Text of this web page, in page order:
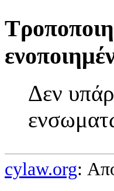
Δεν
cylaw.org: